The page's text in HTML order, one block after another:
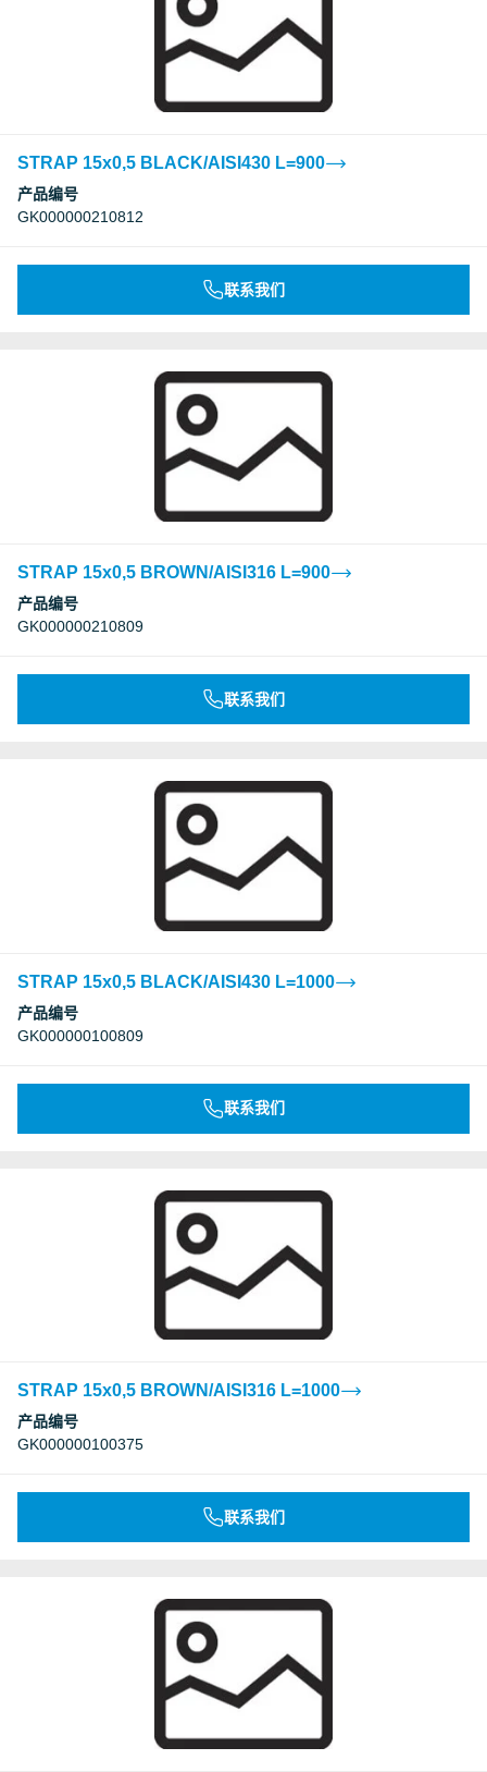
STRAP 15x0,5 BLACK/AISI430 L=900
产品编号
GK000000210812
联系我们
STRAP 15x0,5 BROWN/AISI316 L=900
产品编号
GK000000210809
联系我们
STRAP 15x0,5 BLACK/AISI430 L=1000
产品编号
GK000000100809
联系我们
STRAP 15x0,5 BROWN/AISI316 L=1000
产品编号
GK000000100375
联系我们